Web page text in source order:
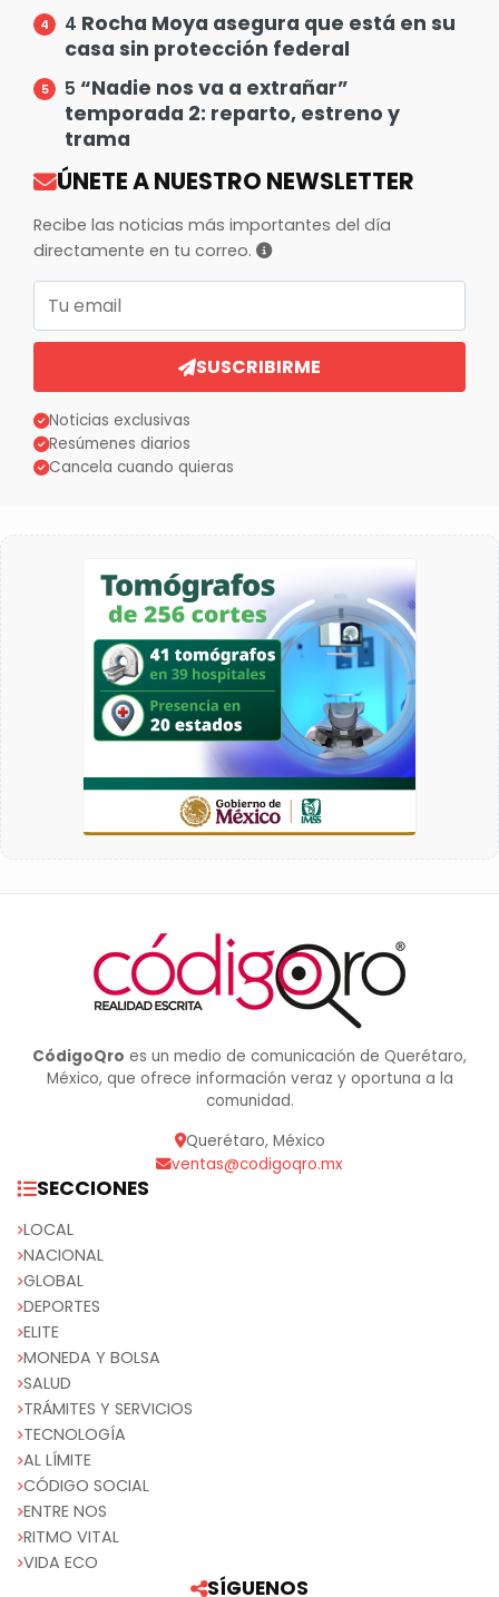
4 Rocha Moya asegura que está en su
casa sin protección federal
5 “Nadie nos va a extrañar”
temporada 2: reparto, estreno y
trama
ÚNETE A NUESTRO NEWSLETTER
Recibe las noticias más importantes del día
directamente en tu correo.
Correo electrónico
SUSCRIBIRME
Noticias exclusivas
Resúmenes diarios
Cancela cuando quieras
CódigoQro es un medio de comunicación de Querétaro,
México, que ofrece información veraz y oportuna a la
comunidad.
Querétaro, México
ventas@codigoqro.mx
SECCIONES
LOCAL
NACIONAL
GLOBAL
DEPORTES
ELITE
MONEDA Y BOLSA
SALUD
TRÁMITES Y SERVICIOS
TECNOLOGÍA
AL LÍMITE
CÓDIGO SOCIAL
ENTRE NOS
RITMO VITAL
VIDA ECO
SÍGUENOS